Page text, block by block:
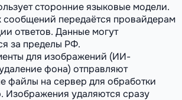
сторонние языковые модели.
сообщений передаётся провайдерам
ответов. Данные могут
за пределы РФ.
для изображений (ИИ-
фона) отправляют
файлы на сервер для обработки
Изображения удаляются сразу